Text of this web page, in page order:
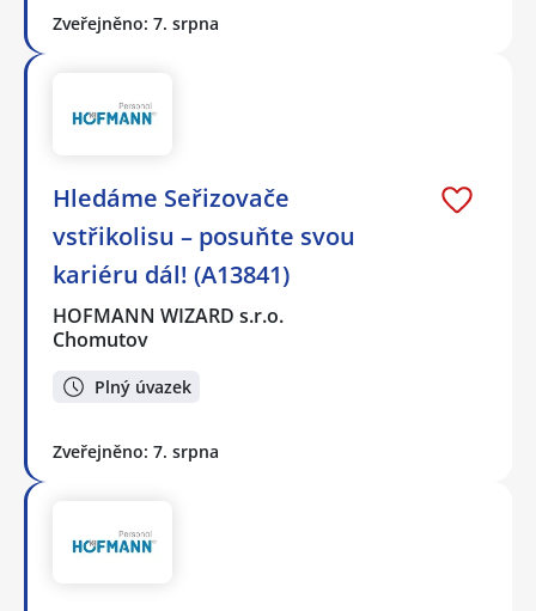
Zveřejněno: 7. srpna
Hledáme Seřizovače
vstřikolisu – posuňte svou
kariéru dál! (A13841)
HOFMANN WIZARD s.r.o.
Chomutov
Plný úvazek
Zveřejněno: 7. srpna